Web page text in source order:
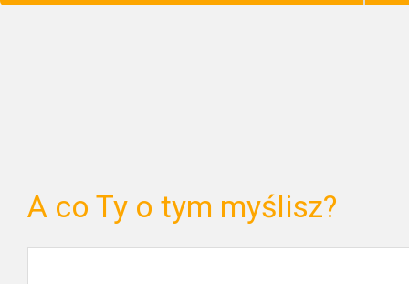
A co Ty o tym myślisz?